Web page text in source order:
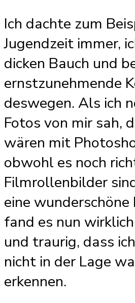
Ich dachte zum
Jugendzeit immer,
dicken Bauch und
ernstzunehmende
deswegen. Als ich
Fotos von mir sah,
wären mit
obwohl es noch
Filmrollenbilder
eine wunderschöne
fand es nun
und traurig, dass
nicht in der Lage
erkennen.